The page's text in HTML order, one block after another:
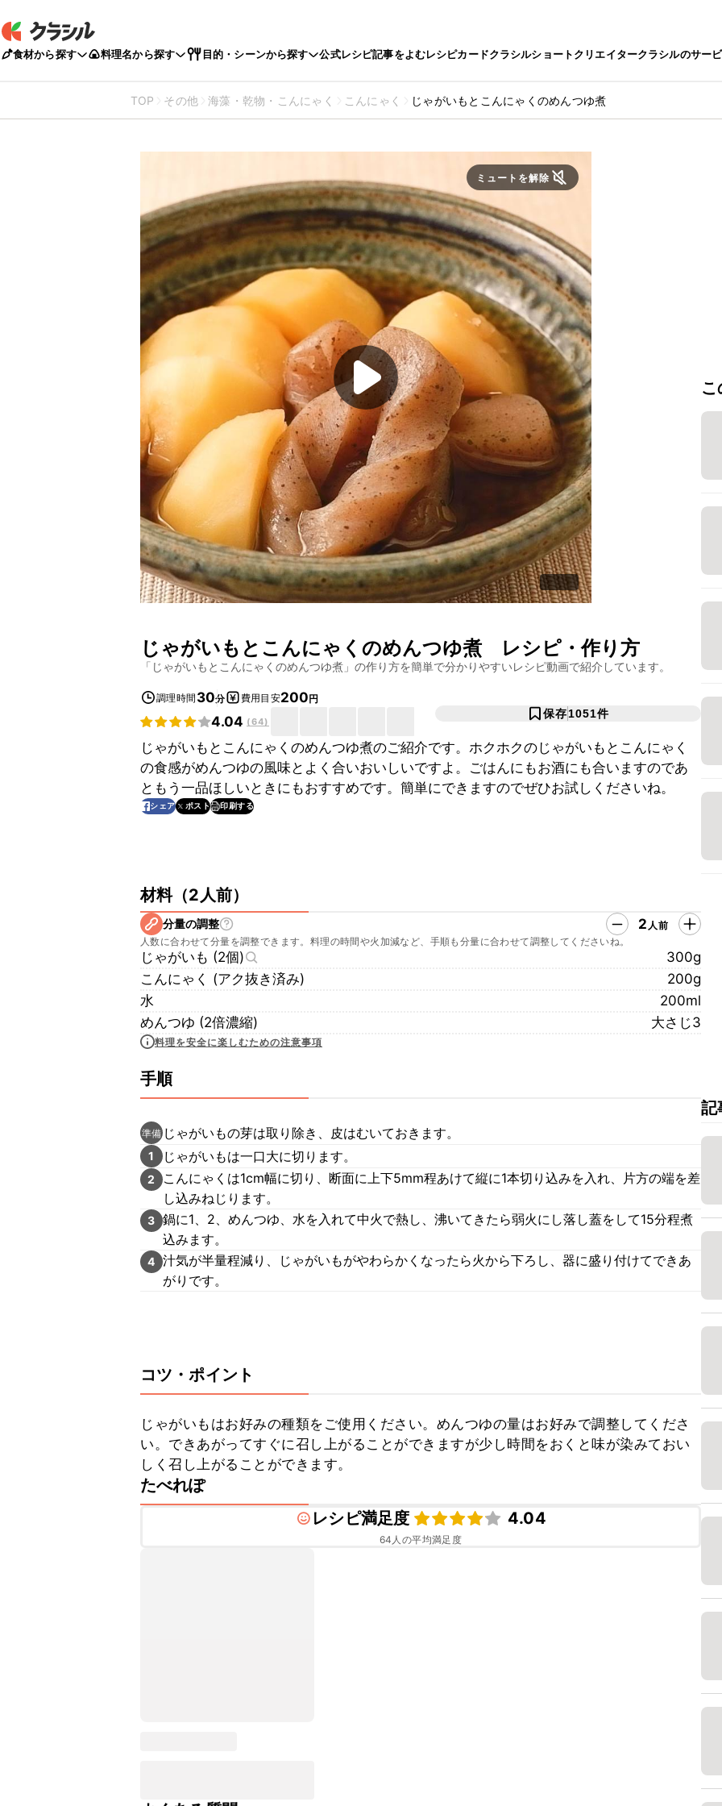
食材から探す 料理名から探す 目的・シーンから探す 公式レシピ記事をよむレシピカードクラシルショートクリエイタークラシルのサー
TOP その他 海藻・乾物・こんにゃく こんにゃく じゃがいもとこんにゃくのめんつゆ煮
ミュートを解除
じゃがいもとこんにゃくのめんつゆ煮 レシピ・作り方
「 じゃがいもとこんにゃくのめんつゆ煮 」の作り方を簡単で分かりやすいレシピ動画で紹介しています。
調理時間 30分 費用目安200円
4.04 (64)
保存1051件
じゃがいもとこんにゃくのめんつゆ煮のご紹介です。ホクホクのじゃがいもとこんにゃく
の食感がめんつゆの風味とよく合いおいしいですよ。ごはんにもお酒にも合いますのであ
ともう一品ほしいときにもおすすめです。簡単にできますのでぜひお試しくださいね。
シェア ポスト 印刷する
材料（2人前）
分量の調整 2 人前
人数に合わせて分量を調整できます。料理の時間や火加減など、手順も分量に合わせて調整してくださいね。
じゃがいも (2個)
300g
こんにゃく (アク抜き済み)
200g
水
200ml
めんつゆ (2倍濃縮)
大さじ3
料理を安全に楽しむための注意事項
手順
準備 じゃがいもの芽は取り除き、皮はむいておきます。
1 じゃがいもは一口大に切ります。
2
こんにゃくは1cm幅に切り、断面に上下5mm程あけて縦に1本切り込みを入れ、片方の端を差
し込みねじります。
3 鍋に1、2、めんつゆ、水を入れて中火で熱し、沸いてきたら弱火にし落し蓋をして15分程煮
込みます。
4 汁気が半量程減り、じゃがいもがやわらかくなったら火から下ろし、器に盛り付けてできあ
がりです。
コツ・ポイント
じゃがいもはお好みの種類をご使用ください。めんつゆの量はお好みで調整してくださ
い。できあがってすぐに召し上がることができますが少し時間をおくと味が染みておい
しく召し上がることができます。
たべれぽ
レシピ満足度
4.04
64 人の平均満足度
記